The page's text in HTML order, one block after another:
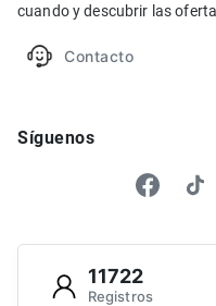
cuando y descubrir las
Contacto
Síguenos
11722
Registros